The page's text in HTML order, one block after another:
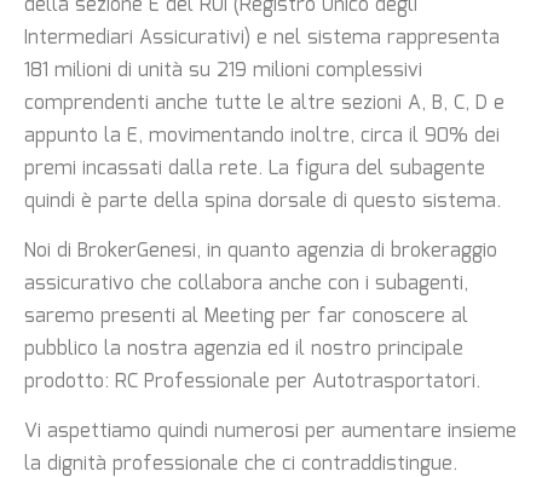
Intermediari Assicurativi) e nel sistema rappresenta
181 milioni di unità su 219 milioni complessivi
comprendenti anche tutte le altre sezioni A, B, C, D e
appunto la E, movimentando inoltre, circa il 90% dei
premi incassati dalla rete. La figura del subagente
quindi è parte della spina dorsale di questo sistema.
Noi di BrokerGenesi, in quanto agenzia di brokeraggio
assicurativo che collabora anche con i subagenti,
saremo presenti al Meeting per far conoscere al
pubblico la nostra agenzia ed il nostro principale
prodotto: RC Professionale per Autotrasportatori.
Vi aspettiamo quindi numerosi per aumentare insieme
la dignità professionale che ci contraddistingue.